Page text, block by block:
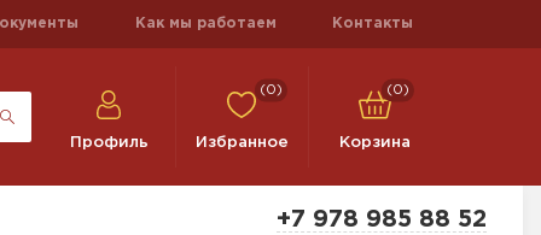
Как мы работаем Контакты
Профиль
(0)
Избранное
(0)
Корзина
+7 978 985 88 52